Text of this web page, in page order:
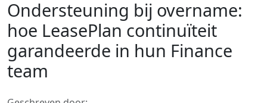
Ondersteuning bij overname:
hoe LeasePlan continuïteit
garandeerde in hun Finance
team